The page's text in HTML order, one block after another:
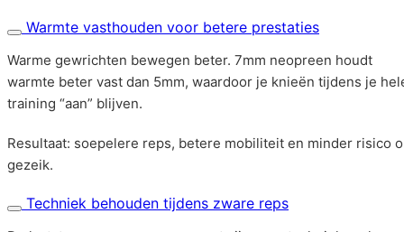
Warmte vasthouden voor betere prestaties
Warme gewrichten bewegen beter. 7mm neopreen houdt
warmte beter vast dan 5mm, waardoor je knieën tijdens je
training “aan” blijven.
Resultaat: soepelere reps, betere mobiliteit en minder risico
gezeik.
Techniek behouden tijdens zware reps